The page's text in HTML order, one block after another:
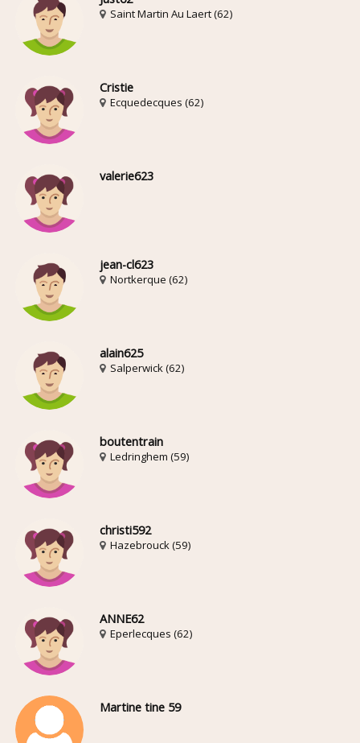
Saint Martin Au Laert (62)
Cristie
Ecquedecques (62)
valerie623
jean-cl623
Nortkerque (62)
alain625
Salperwick (62)
boutentrain
Ledringhem (59)
christi592
Hazebrouck (59)
ANNE62
Eperlecques (62)
Martine tine 59